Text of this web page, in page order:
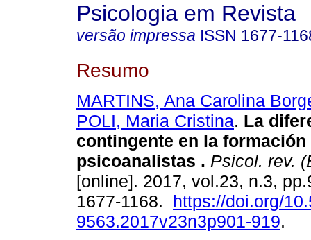
Psicologia em Revista
versão impressa ISSN 1677-
Resumo
MARTINS, Ana Carolina
POLI, Maria Cristina. La
contingente en la formación
psicoanalistas . Psicol. rev.
[online]. 2017, vol.23, n.3,
1677-1168. https://doi.org/
9563.2017v23n3p901-919.